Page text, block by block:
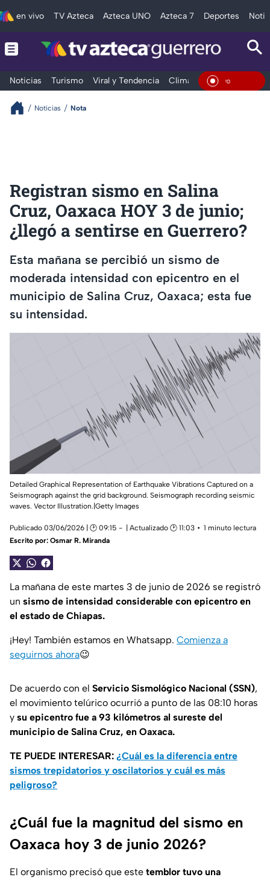
en vivo TV Azteca Azteca UNO Azteca 7 Deportes
Noticias Turismo Viral y Tendencia Clima Deportes En
Noticias Nota
Registran sismo en Salina
Cruz, Oaxaca HOY 3 de junio;
¿llegó a sentirse en Guerrero?
Esta mañana se percibió un sismo de
moderada intensidad con epicentro en el
municipio de Salina Cruz, Oaxaca; esta fue
su intensidad.
Detailed Graphical Representation of Earthquake Vibrations Captured on a
Seismograph against the grid background. Seismograph recording seismic
waves. Vector Illustration.|Getty Images
Publicado 03/06/2026 | 🕑 09:15 | Actualizado 🕑 11:03
1 minuto lectura
Escrito por: Osmar R. Miranda
La mañana de este martes 3 de junio de 2026 se registró
un sismo de intensidad considerable con epicentro en
el estado de Chiapas.
¡Hey! También estamos en Whatsapp. Comienza a
seguirnos ahora😉
De acuerdo con el Servicio Sismológico Nacional (SSN),
el movimiento telúrico ocurrió a punto de las 08:10 horas
y su epicentro fue a 93 kilómetros al sureste del
municipio de Salina Cruz, en Oaxaca.
TE PUEDE INTERESAR: ¿Cuál es la diferencia entre
sismos trepidatorios y oscilatorios y cuál es más
peligroso?
¿Cuál fue la magnitud del sismo en
Oaxaca hoy 3 de junio 2026?
El organismo precisó que este temblor tuvo una